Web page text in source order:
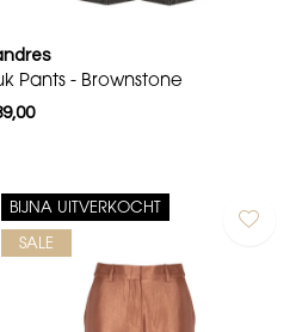
Pants - Brownstone
BIJNA UITVERKOCHT
SALE